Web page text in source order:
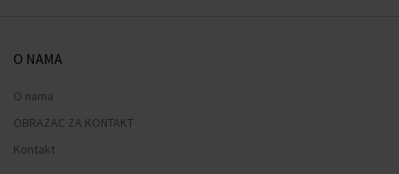
O NAMA
O nama
OBRAZAC ZA KONTAKT
Kontakt